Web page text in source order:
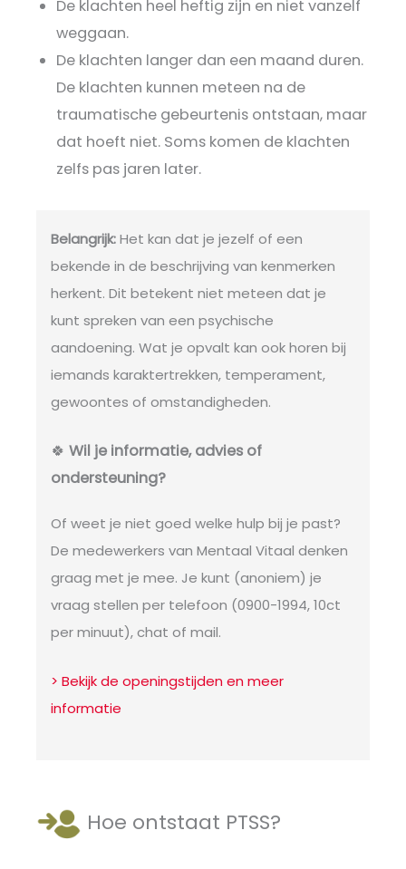
De klachten heel heftig zijn en niet vanzelf
weggaan.
De klachten langer dan een maand duren.
De klachten kunnen meteen na de
traumatische gebeurtenis ontstaan, maar
dat hoeft niet. Soms komen de klachten
zelfs pas jaren later.
Belangrijk:Het kan dat je jezelf of een
bekende in de beschrijving van kenmerken
herkent. Dit betekent niet meteen dat je
kunt spreken van een psychische
aandoening. Wat je opvalt kan ook horen bij
iemands karaktertrekken, temperament,
gewoontes of omstandigheden.
🍀Wil je informatie, advies of
ondersteuning?
Of weet je niet goed welke hulp bij je past?
De medewerkers van Mentaal Vitaal denken
graag met je mee. Je kunt (anoniem) je
vraag stellen per telefoon (0900-1994, 10ct
per minuut), chat of mail.
> Bekijk de openingstijden en meer
informatie
Hoe ontstaat PTSS?